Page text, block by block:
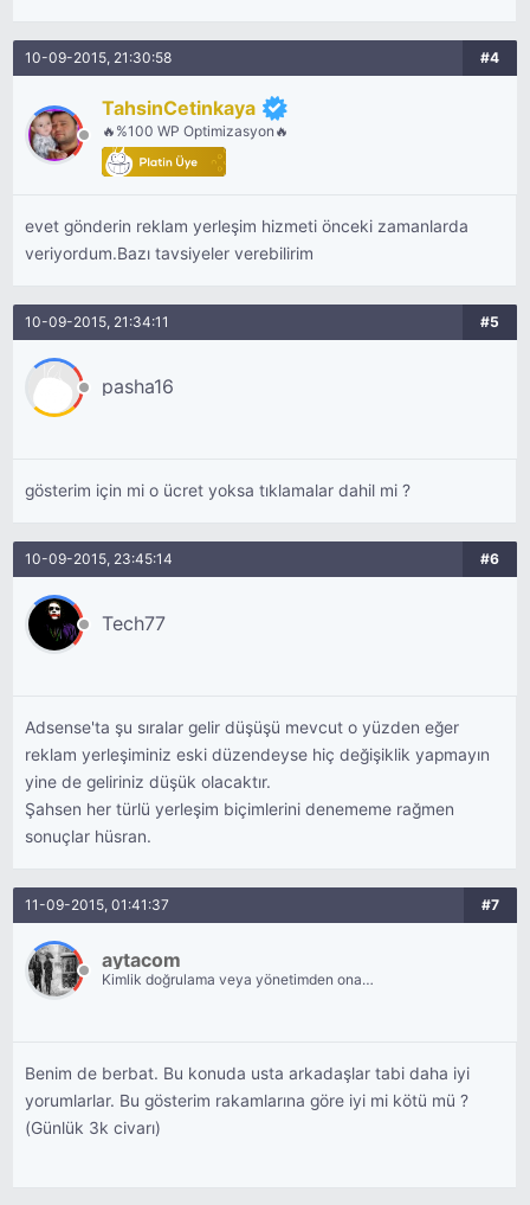
10-09-2015, 21:30:58 #4
TahsinCetinkaya
🔥%100 WP Optimizasyon🔥
evet gönderin reklam yerleşim hizmeti önceki zamanlarda
veriyordum.Bazı tavsiyeler verebilirim
10-09-2015, 21:34:11 #5
pasha16
gösterim için mi o ücret yoksa tıklamalar dahil mi ?
10-09-2015, 23:45:14 #6
Tech77
Adsense'ta şu sıralar gelir düşüşü mevcut o yüzden eğer
reklam yerleşiminiz eski düzendeyse hiç değişiklik yapmayın
yine de geliriniz düşük olacaktır.
Şahsen her türlü yerleşim biçimlerini denememe rağmen
sonuçlar hüsran.
11-09-2015, 01:41:37 #7
aytacom
Kimlik doğrulama veya yönetimden onay
Benim de berbat. Bu konuda usta arkadaşlar tabi daha iyi
yorumlarlar. Bu gösterim rakamlarına göre iyi mi kötü mü ?
(Günlük 3k civarı)